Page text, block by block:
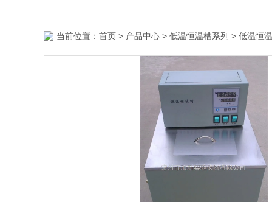
当前位置： 首页 > 产品中心 > 低温恒温槽系列 > 低温恒